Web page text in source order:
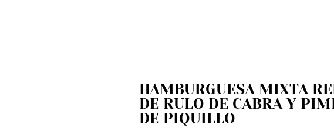
HAMBURGUESA MIXTA
DE RULO DE CABRA Y
DE PIQUILLO